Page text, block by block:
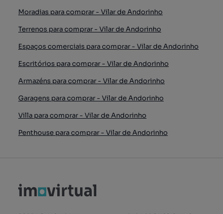
Moradias para comprar - Vilar de Andorinho
Terrenos para comprar - Vilar de Andorinho
Espaços comerciais para comprar - Vilar de Andorinho
Escritórios para comprar - Vilar de Andorinho
Armazéns para comprar - Vilar de Andorinho
Garagens para comprar - Vilar de Andorinho
Villa para comprar - Vilar de Andorinho
Penthouse para comprar - Vilar de Andorinho